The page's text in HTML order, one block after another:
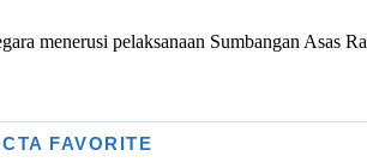
menerusi pelaksanaan Sumbangan